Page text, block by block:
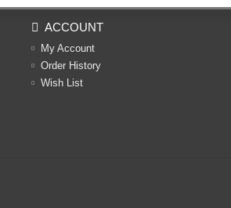
ACCOUNT
My Account
Order History
Wish List